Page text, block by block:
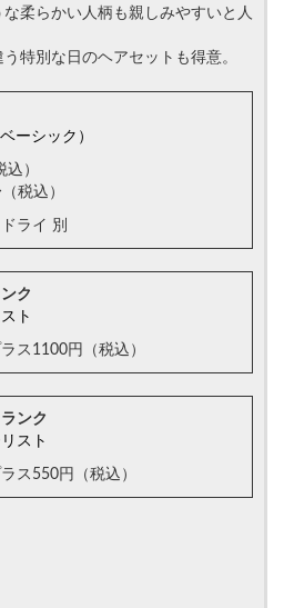
柔らかい人柄も親しみやすいと人
特別な日のヘアセットも得意。
ーシック）
）
税込）
ライ 別
ク
ト
ス1100円（税込）
ンク
スト
ス550円（税込）